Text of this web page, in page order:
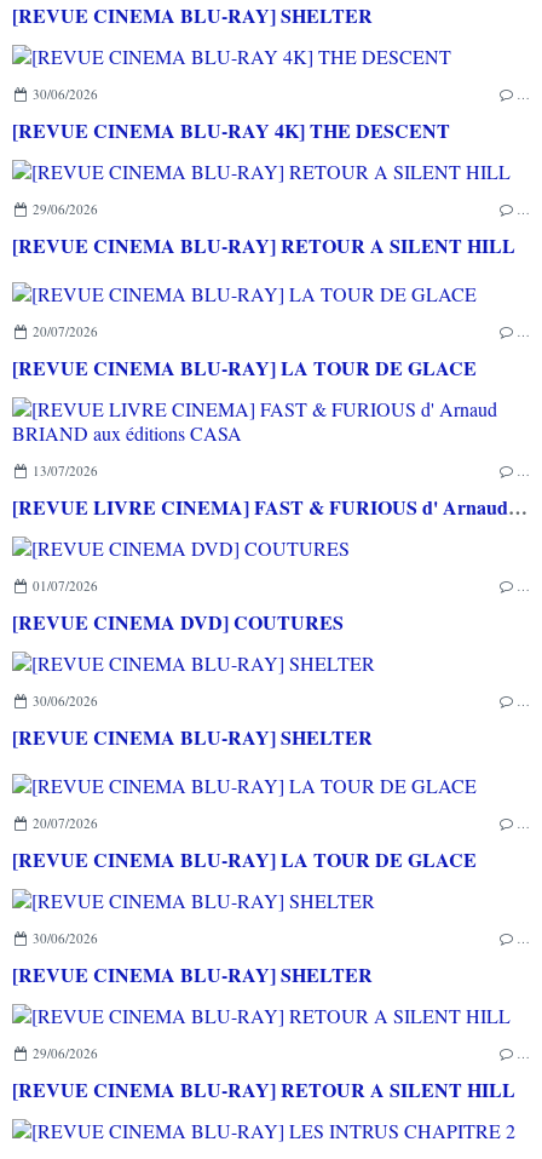
[REVUE CINEMA BLU-RAY] SHELTER
30/06/2026 …
[REVUE CINEMA BLU-RAY 4K] THE DESCENT
29/06/2026 …
[REVUE CINEMA BLU-RAY] RETOUR A SILENT HILL
20/07/2026 …
[REVUE CINEMA BLU-RAY] LA TOUR DE GLACE
13/07/2026 …
[REVUE LIVRE CINEMA] FAST & FURIOUS d' Arnaud BRIAND aux éditions CASA
01/07/2026 …
[REVUE CINEMA DVD] COUTURES
30/06/2026 …
[REVUE CINEMA BLU-RAY] SHELTER
20/07/2026 …
[REVUE CINEMA BLU-RAY] LA TOUR DE GLACE
30/06/2026 …
[REVUE CINEMA BLU-RAY] SHELTER
29/06/2026 …
[REVUE CINEMA BLU-RAY] RETOUR A SILENT HILL